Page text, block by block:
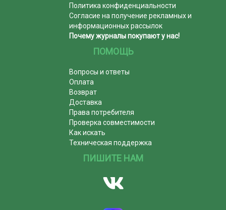
Политика конфиденциальности
Согласие на получение рекламных и
информационных рассылок
Почему журналы покупают у нас!
ПОМОЩЬ
Вопросы и ответы
Оплата
Возврат
Доставка
Права потребителя
Проверка совместимости
Как искать
Техническая поддержка
ПИШИТЕ НАМ